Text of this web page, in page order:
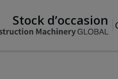
Stock d’occasion